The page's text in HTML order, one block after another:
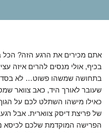
אתם מכירים את הרגע הזה?
בכיף, אולי מנסים להרים איזה
בתחושה שמשהו פשוט… לא
שעובר לאורך היד, כאב צוואר
כאילו מישהו השתלט לכם על
של פריצת דיסק צווארית. אבל
הפרישה המוקדמת שלכם לכיסא